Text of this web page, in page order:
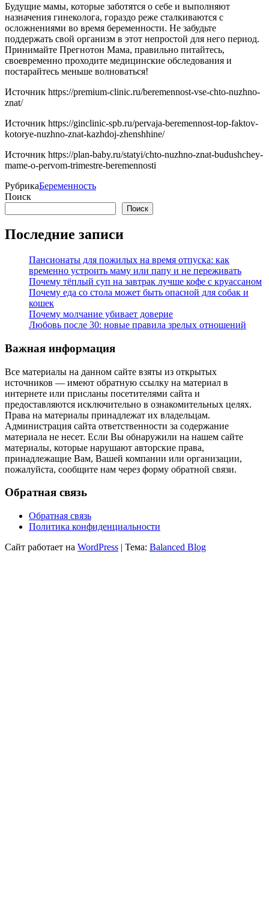
Будущие мамы, которые заботятся о себе и выполняют
назначения гинеколога, гораздо реже сталкиваются с
осложнениями во время беременности. Не забудьте
поддержать свой организм в этот непростой для него период.
Принимайте Прегнотон Мама, правильно питайтесь,
своевременно проходите медицинские обследования и
постарайтесь меньше волноваться!
Источник https://premium-clinic.ru/beremennost-vse-chto-nuzhno-
znat/
Источник https://ginclinic-spb.ru/pervaja-beremennost-top-faktov-
kotorye-nuzhno-znat-kazhdoj-zhenshhine/
Источник https://plan-baby.ru/statyi/chto-nuzhno-znat-budushchey-
mame-o-pervom-trimestre-beremennosti
РубрикаБеременность
Поиск
Поиск
Последние записи
Пансионаты для пожилых на время отпуска: как
временно устроить маму или папу и не переживать
Почему тёплый суп на завтрак лучше кофе с круассаном
Почему еда со стола может быть опасной для собак и
кошек
Почему молчание убивает доверие
Любовь после 30: новые правила зрелых отношений
Важная информация
Все материалы на данном сайте взяты из открытых
источников — имеют обратную ссылку на материал в
интернете или присланы посетителями сайта и
предоставляются исключительно в ознакомительных целях.
Права на материалы принадлежат их владельцам.
Администрация сайта ответственности за содержание
материала не несет. Если Вы обнаружили на нашем сайте
материалы, которые нарушают авторские права,
принадлежащие Вам, Вашей компании или организации,
пожалуйста, сообщите нам через форму обратной связи.
Обратная связь
Обратная связь
Политика конфиденциальности
Сайт работает на WordPress | Тема: Balanced Blog